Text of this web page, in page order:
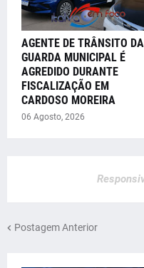
AGENTE DE TRÂNSITO DA
GUARDA MUNICIPAL É
AGREDIDO DURANTE
FISCALIZAÇÃO EM
CARDOSO MOREIRA
06 Agosto, 2026
Postagem Anterior